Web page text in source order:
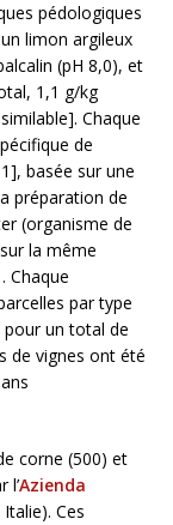
pédologiques
limon argileux
(pH 8,0), et
1,1 g/kg
Chaque
de
basée sur une
préparation de
(organisme de
la même
Chaque
par type
un total de
de vignes ont été
corne (500) et
l’Azienda
Ces